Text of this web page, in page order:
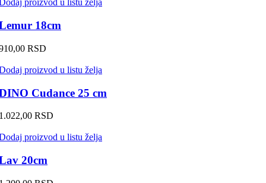
proizvod u listu želja
18cm
RSD
proizvod u listu želja
Cudance 25 cm
RSD
proizvod u listu želja
20cm